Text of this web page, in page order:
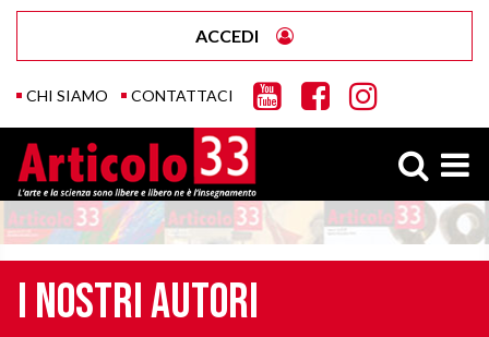
CHI SIAMO CONTATTACI
ACCEDI
I nostri autori